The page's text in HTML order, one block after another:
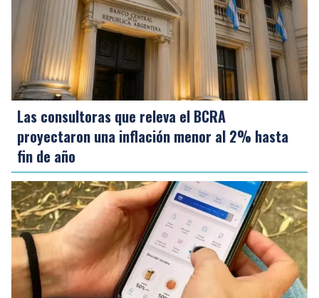
Las consultoras que releva el BCRA
proyectaron una inflación menor al 2% hasta
fin de año